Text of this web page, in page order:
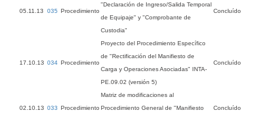
05.11.13 035 Procedimiento
"Declaración de Ingreso/Salida Temporal
de Equipaje" y "Comprobante de
Custodia"
Concluído
17.10.13 034 Procedimiento
Proyecto del Procedimiento Específico
de "Rectificación del Manifiesto de
Carga y Operaciones Asociadas" INTA-
PE.09.02 (versión 5)
Concluído
02.10.13 033 Procedimiento
Matriz de modificaciones al
Procedimiento General de "Manifiesto
Concluído